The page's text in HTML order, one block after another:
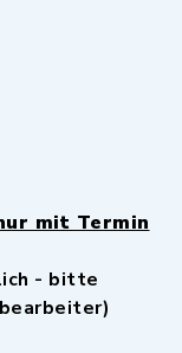
mit Termin
- bitte